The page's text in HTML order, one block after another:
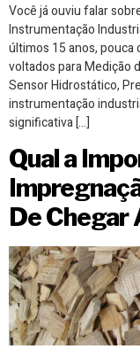
Você já ouviu falar
Instrumentação
últimos 15 anos, pouca
voltados para Medição
Sensor Hidrostático,
instrumentação
significativa […]
Qual a
De Chegar